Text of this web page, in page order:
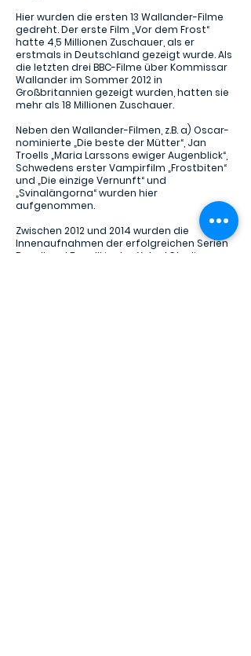
Hier wurden die ersten 13 Wallander-Filme
gedreht. Der erste Film „Vor dem Frost“
hatte 4,5 Millionen Zuschauer, als er
erstmals in Deutschland gezeigt wurde. Als
die letzten drei BBC-Filme über Kommissar
Wallander im Sommer 2012 in
Großbritannien gezeigt wurden, hatten sie
mehr als 18 Millionen Zuschauer.
Neben den Wallander-Filmen, z.B. a) Oscar-
nominierte „Die beste der Mütter“, Jan
Troells „Maria Larssons ewiger Augenblick“,
Schwedens erster Vampirfilm „Frostbiten“
und „Die einzige Vernunft“ und
„Svinalängorna“ wurden hier
aufgenommen.
Zwischen 2012 und 2014 wurden die
Innenaufnahmen der erfolgreichen Serien
Bron II und Bron III in den Ystad Studios